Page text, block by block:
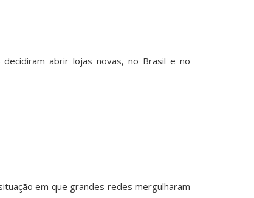
abrir lojas novas, no Brasil e no
em que grandes redes mergulharam